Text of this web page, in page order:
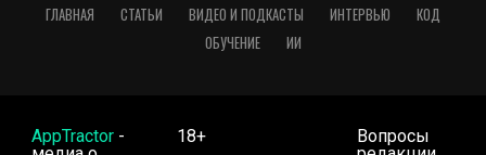
ГЛАВНАЯ СТАТЬИ ВИДЕО И ПОДКАСТЫ ИНТЕРВЬЮ
КОД
ОБУЧЕНИЕ
ИИ
AppTractor-
18+
Вопросы